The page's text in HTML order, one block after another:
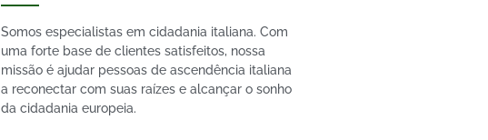
Somos especialistas em cidadania italiana. Com
uma forte base de clientes satisfeitos, nossa
missão é ajudar pessoas de ascendência italiana
a reconectar com suas raízes e alcançar o sonho
da cidadania europeia.